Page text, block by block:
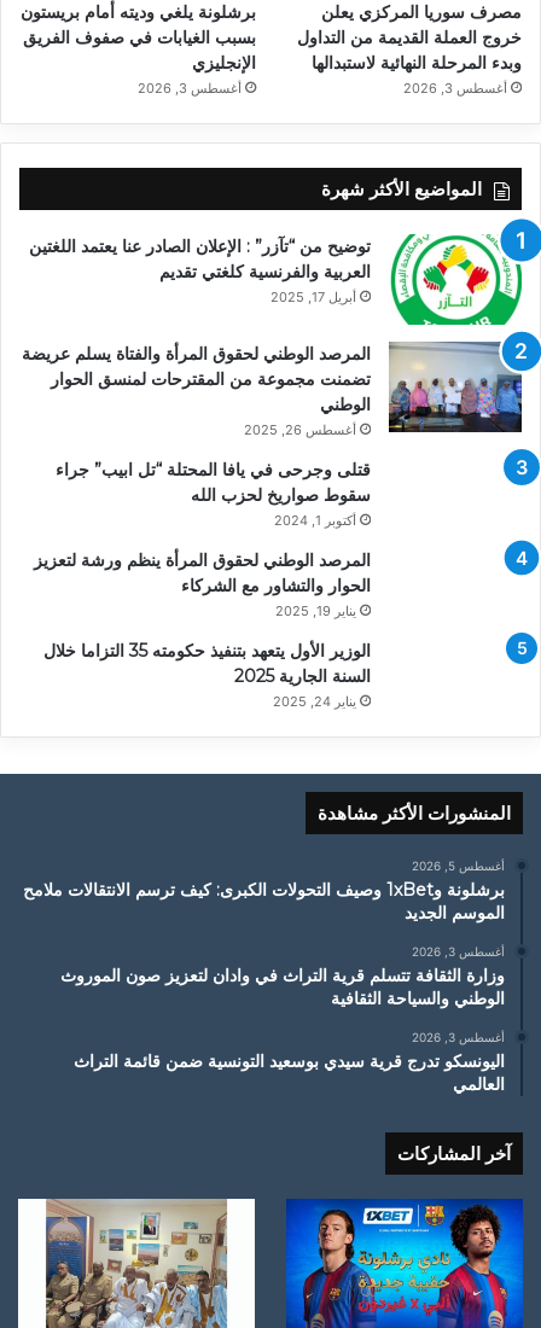
مصرف سوريا المركزي يعلن
خروج العملة القديمة من التداول
وبدء المرحلة النهائية لاستبدالها
أغسطس 3, 2026
برشلونة يلغي وديته أمام بريستون
بسبب الغيابات في صفوف الفريق
الإنجليزي
أغسطس 3, 2026
المواضيع الأكثر شهرة
توضيح من “تآزر” : الإعلان الصادر عنا يعتمد اللغتين
العربية والفرنسية كلغتي تقديم
أبريل 17, 2025
المرصد الوطني لحقوق المرأة والفتاة يسلم عريضة
تضمنت مجموعة من المقترحات لمنسق الحوار
الوطني
أغسطس 26, 2025
قتلى وجرحى في يافا المحتلة “تل ابيب” جراء
سقوط صواريخ لحزب الله
أكتوبر 1, 2024
المرصد الوطني لحقوق المرأة ينظم ورشة لتعزيز
الحوار والتشاور مع الشركاء
يناير 19, 2025
الوزير الأول يتعهد بتنفيذ حكومته 35 التزاما خلال
السنة الجارية 2025
يناير 24, 2025
المنشورات الأكثر مشاهدة
أغسطس 5, 2026
برشلونة و1xBet وصيف التحولات الكبرى: كيف ترسم الانتقالات ملامح
الموسم الجديد
أغسطس 3, 2026
وزارة الثقافة تتسلم قرية التراث في وادان لتعزيز صون الموروث
الوطني والسياحة الثقافية
أغسطس 3, 2026
اليونسكو تدرج قرية سيدي بوسعيد التونسية ضمن قائمة التراث
العالمي
آخر المشاركات